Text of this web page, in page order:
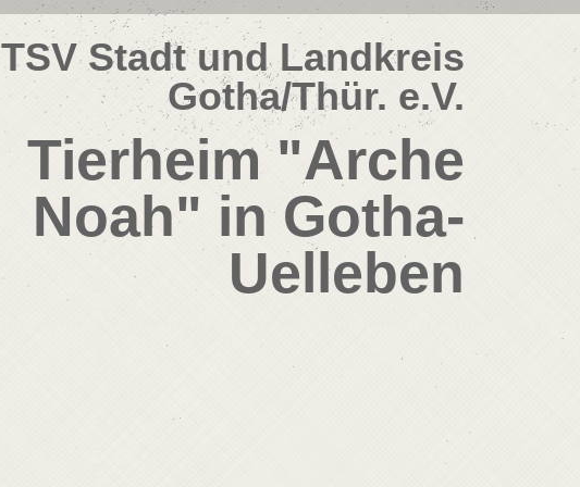
TSV Stadt und Landkreis
Gotha/Thür. e.V.
Tierheim "Arche
Noah" in Gotha-
Uelleben